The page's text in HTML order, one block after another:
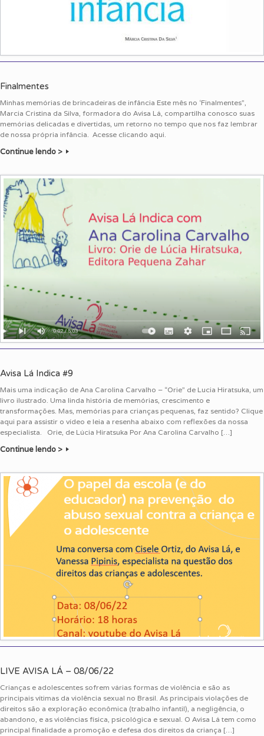
Finalmentes
Minhas memórias de brincadeiras de infância Este mês no ‘Finalmentes”,
Marcia Cristina da Silva, formadora do Avisa Lá, compartilha conosco suas
memórias delicadas e divertidas, um retorno no tempo que nos faz lembrar
de nossa própria infância. Acesse clicando aqui.
Continue lendo >
Avisa Lá Indica #9
Mais uma indicação de Ana Carolina Carvalho – “Orie” de Lucia Hiratsuka, um
livro ilustrado. Uma linda história de memórias, crescimento e
transformações. Mas, memórias para crianças pequenas, faz sentido? Clique
aqui para assistir o vídeo e leia a resenha abaixo com reflexões da nossa
especialista. Orie, de Lúcia Hiratsuka Por Ana Carolina Carvalho […]
Continue lendo >
LIVE AVISA LÁ – 08/06/22
Crianças e adolescentes sofrem várias formas de violência e são as
principais vítimas da violência sexual no Brasil. As principais violações de
direitos são a exploração econômica (trabalho infantil), a negligência, o
abandono, e as violências física, psicológica e sexual. O Avisa Lá tem como
principal finalidade a promoção e defesa dos direitos da criança […]